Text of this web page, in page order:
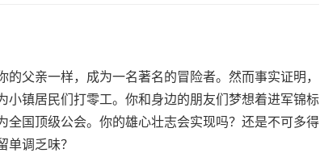
父亲一样，成为一名著名的冒险者。然而事实证明，
镇居民们打零工。你和身边的朋友们梦想着进军锦标
国顶级公会。你的雄心壮志会实现吗？还是不可多得
单调乏味？